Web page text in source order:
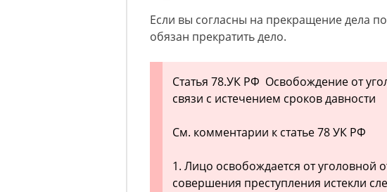
Если вы согласны на прекращение дела
обязан прекратить дело.
Статья 78.УК РФ Освобождение от
связи с истечением сроков давности
См. комментарии к статье 78 УК РФ
1. Лицо освобождается от уголовной
совершения преступления истекли